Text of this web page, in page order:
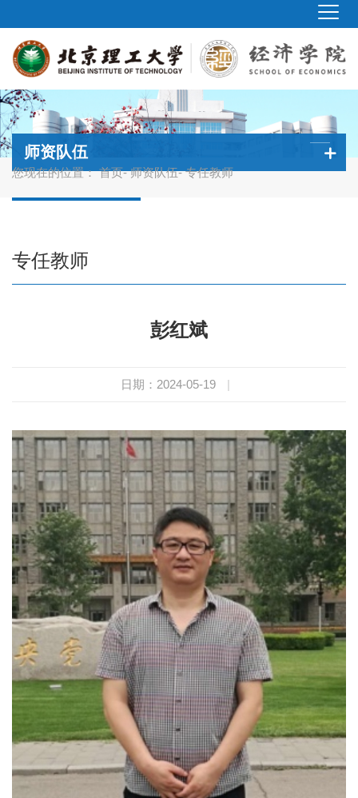
您现在的位置：首页-师资队伍- 专任教师
师资队伍
专任教师
彭红斌
日期：2024-05-19 |